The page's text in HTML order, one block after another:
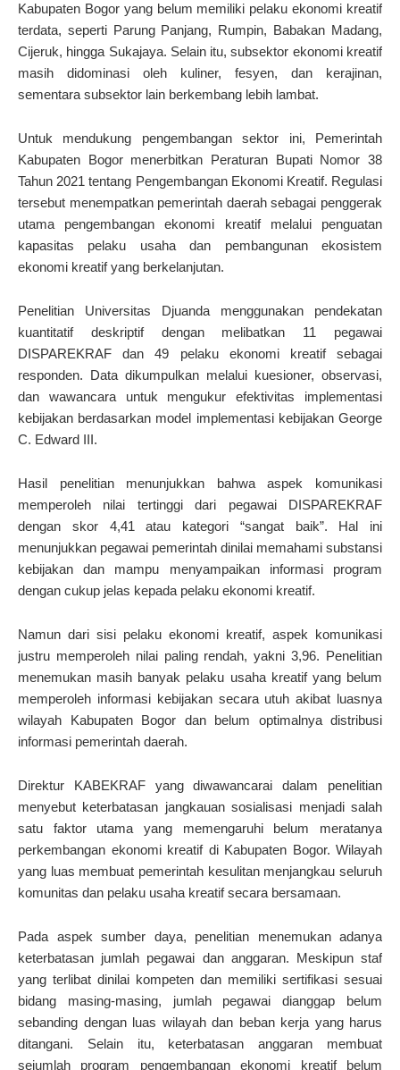
Kabupaten Bogor yang belum memiliki pelaku ekonomi kreatif
terdata, seperti Parung Panjang, Rumpin, Babakan Madang,
Cijeruk, hingga Sukajaya. Selain itu, subsektor ekonomi kreatif
masih didominasi oleh kuliner, fesyen, dan kerajinan,
sementara subsektor lain berkembang lebih lambat.
Untuk mendukung pengembangan sektor ini, Pemerintah
Kabupaten Bogor menerbitkan Peraturan Bupati Nomor 38
Tahun 2021 tentang Pengembangan Ekonomi Kreatif. Regulasi
tersebut menempatkan pemerintah daerah sebagai penggerak
utama pengembangan ekonomi kreatif melalui penguatan
kapasitas pelaku usaha dan pembangunan ekosistem
ekonomi kreatif yang berkelanjutan.
Penelitian Universitas Djuanda menggunakan pendekatan
kuantitatif deskriptif dengan melibatkan 11 pegawai
DISPAREKRAF dan 49 pelaku ekonomi kreatif sebagai
responden. Data dikumpulkan melalui kuesioner, observasi,
dan wawancara untuk mengukur efektivitas implementasi
kebijakan berdasarkan model implementasi kebijakan George
C. Edward III.
Hasil penelitian menunjukkan bahwa aspek komunikasi
memperoleh nilai tertinggi dari pegawai DISPAREKRAF
dengan skor 4,41 atau kategori “sangat baik”. Hal ini
menunjukkan pegawai pemerintah dinilai memahami substansi
kebijakan dan mampu menyampaikan informasi program
dengan cukup jelas kepada pelaku ekonomi kreatif.
Namun dari sisi pelaku ekonomi kreatif, aspek komunikasi
justru memperoleh nilai paling rendah, yakni 3,96. Penelitian
menemukan masih banyak pelaku usaha kreatif yang belum
memperoleh informasi kebijakan secara utuh akibat luasnya
wilayah Kabupaten Bogor dan belum optimalnya distribusi
informasi pemerintah daerah.
Direktur KABEKRAF yang diwawancarai dalam penelitian
menyebut keterbatasan jangkauan sosialisasi menjadi salah
satu faktor utama yang memengaruhi belum meratanya
perkembangan ekonomi kreatif di Kabupaten Bogor. Wilayah
yang luas membuat pemerintah kesulitan menjangkau seluruh
komunitas dan pelaku usaha kreatif secara bersamaan.
Pada aspek sumber daya, penelitian menemukan adanya
keterbatasan jumlah pegawai dan anggaran. Meskipun staf
yang terlibat dinilai kompeten dan memiliki sertifikasi sesuai
bidang masing-masing, jumlah pegawai dianggap belum
sebanding dengan luas wilayah dan beban kerja yang harus
ditangani. Selain itu, keterbatasan anggaran membuat
sejumlah program pengembangan ekonomi kreatif belum